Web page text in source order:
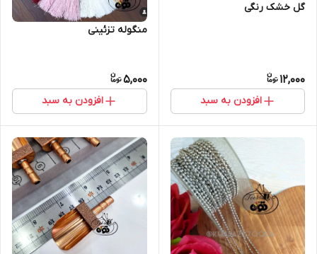
گل خشک رنگی
12,000
افزودن به سبد
منگوله تزئینی
5,000
افزودن به سبد